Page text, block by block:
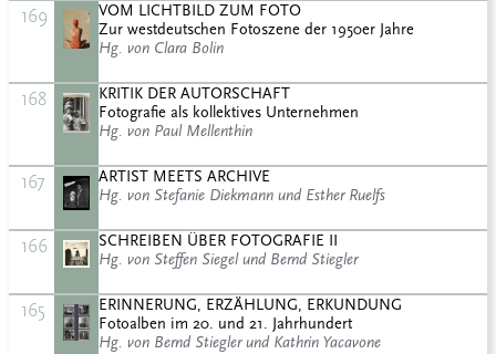
169
VOM LICHTBILD ZUM FOTO
Zur westdeutschen Fotoszene der 1950er Jahre
Hg. von Clara Bolin
168
KRITIK DER AUTORSCHAFT
Fotografie als kollektives Unternehmen
Hg. von Paul Mellenthin
167
ARTIST MEETS ARCHIVE
Hg. von Stefanie Diekmann und Esther Ruelfs
166
SCHREIBEN ÜBER FOTOGRAFIE II
Hg. von Steffen Siegel und Bernd Stiegler
165
ERINNERUNG, ERZÄHLUNG, ERKUNDUNG
Fotoalben im 20. und 21. Jahrhundert
Hg. von Bernd Stiegler und Kathrin Yacavone